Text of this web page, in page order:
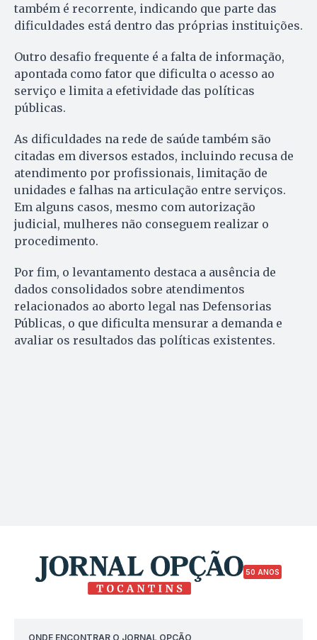
também é recorrente, indicando que parte das
dificuldades está dentro das próprias instituições.
Outro desafio frequente é a falta de informação,
apontada como fator que dificulta o acesso ao
serviço e limita a efetividade das políticas
públicas.
As dificuldades na rede de saúde também são
citadas em diversos estados, incluindo recusa de
atendimento por profissionais, limitação de
unidades e falhas na articulação entre serviços.
Em alguns casos, mesmo com autorização
judicial, mulheres não conseguem realizar o
procedimento.
Por fim, o levantamento destaca a ausência de
dados consolidados sobre atendimentos
relacionados ao aborto legal nas Defensorias
Públicas, o que dificulta mensurar a demanda e
avaliar os resultados das políticas existentes.
50 ANOS
ONDE ENCONTRAR O JORNAL OPÇÃO